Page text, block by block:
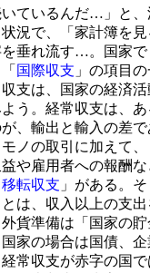
いているんだ…」と
況で、「家計簿を
垂れ流す…。国家で
国際収支 」の項目
支は、国家の経済
う。経常収支は、
、輸出と輸入の差で
ノの取引に加えて
や雇用者への報酬な
転収支 」がある。
は、収入以上の支
貨準備は「国家の
家の場合は国債、
常収支が赤字の国